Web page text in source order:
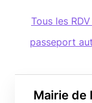
Mairie de
Tous les
passeport